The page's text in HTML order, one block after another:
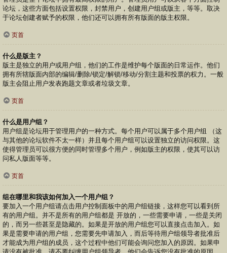
论坛，这些方面包括设置权限，封禁用户，创建用户组或版主，等等。取决
于论坛创建者赋予的权限，他们还可以拥有所有版面的版主权限。
页首
什么是版主？
版主是独立的用户或用户组，他们的工作是维护每个版面的日常运作。他们
拥有所辖版面内部的编辑/删除/锁定/解锁/移动/分割主题和投票的权力。一般
版主会阻止用户发表跑题文章或者垃圾文章。
页首
什么是用户组？
用户组是论坛用于管理用户的一种方式。每个用户可以属于多个用户组 （这
与其他的论坛软件不太一样）并且每个用户组可以设置独立的访问权限。这
使得管理员可以很方便的同时管理多个用户，例如版主的权限，使其可以访
问私人版面等等。
页首
组在哪里和我该如何加入一个用户组？
要加入一个用户组请点击用户控制面板中的用户组链接，这样您可以看到所
有的用户组。并不是所有的用户组都是 开放的，一些需要申请，一些是关闭
的，而另一些甚至是隐藏的。如果是开放的用户组您可以直接点击加入。如
果是需要申请的用户组，您需要先申请加入，而后等待用户组领导者批准后
才能成为用户组的成员，这个过程中他们可能会询问您加入的原因。如果申